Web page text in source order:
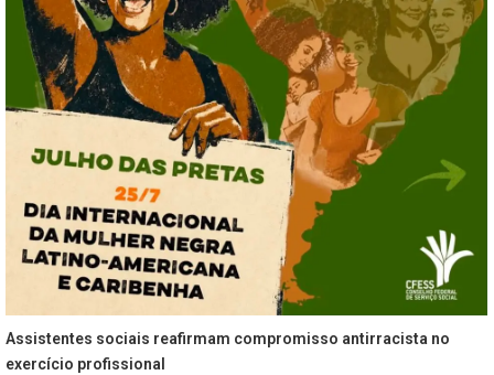
Assistentes sociais reafirmam compromisso antirracista no
exercício profissional